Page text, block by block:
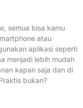
semua bisa kamu
atau
aplikasi seperti
menjadi lebih mudah
kapan saja dan di
bukan?